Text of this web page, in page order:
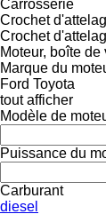
Carrosserie
Crochet
Crochet
Moteur, boîte de
Marque du
Ford Toyota
tout afficher
Modèle de
Puissance du
Carburant
diesel